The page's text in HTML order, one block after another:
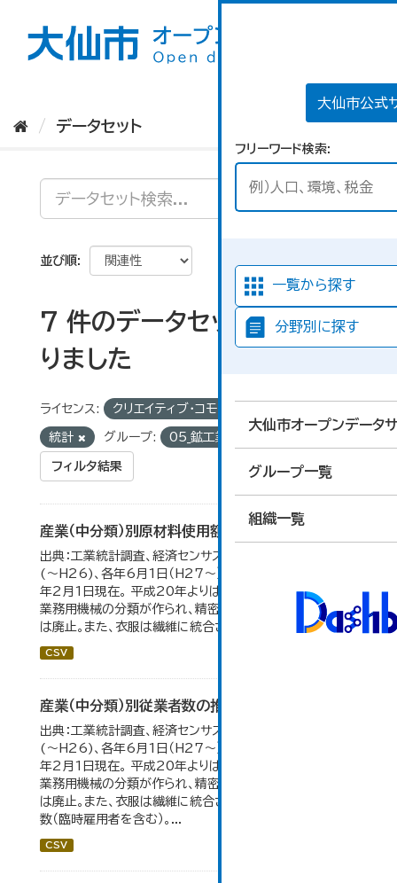
大仙市公式
フリーワード検索
一覧から探す
分野別に探す
大仙市オープンデータ
グループ一覧
組織一覧
データセット
並び順
7 件のデータセットが見つか
りました
ライセンス: クリエイティブ・コモンズ 表示
統計 グループ: 05_鉱工業
フィルタ結果
産業（中分類）別原材料使用額等の推移
出典：工業統計調査、経済センサス。 各年12月31日現在
(～H26)、各年6月1日（H27～）・平成23年のみ平成24
年2月1日現在。 平成20年よりはん用機械、生産用機械、
業務用機械の分類が作られ、精密機械、一般用機械の分類
は廃止。また、衣服は繊維に統合された。...
CSV
産業（中分類）別従業者数の推移
出典：工業統計調査、経済センサス。 各年12月31日現在
(～H26)、各年6月1日（H27～）・平成23年のみ平成24
年2月1日現在。 平成20年よりはん用機械、生産用機械、
業務用機械の分類が作られ、精密機械、一般用機械の分類
は廃止。また、衣服は繊維に統合された。 数値は総従業者
数（臨時雇用者を含む）。...
CSV